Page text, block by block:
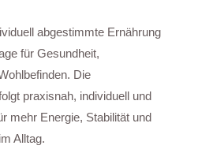
abgestimmte Ernährung
für Gesundheit,
Die
praxisnah, individuell und
mehr Energie, Stabilität und
Alltag.